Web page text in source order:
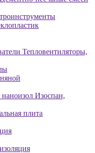
Тепловентиляторы,
Изоспан,
плита